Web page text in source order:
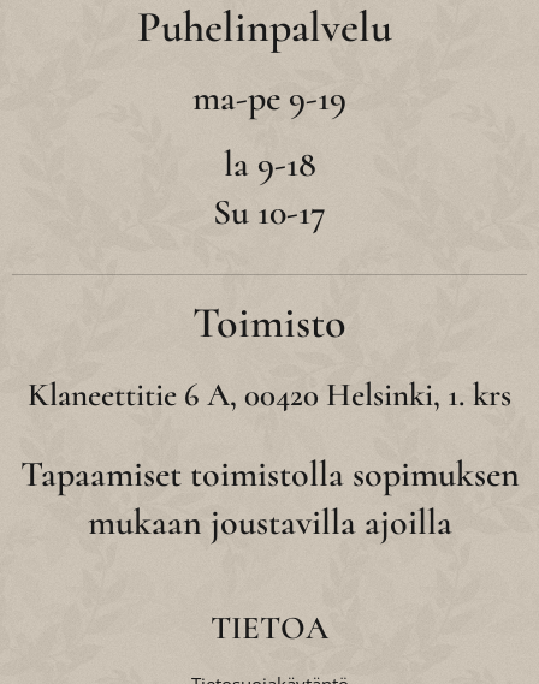
Puhelinpalvelu
ma-pe 9-19
la 9-18
Su 10-17
Toimisto
Klaneettitie 6 A, 00420 Helsinki, 1. krs
Tapaamiset toimistolla sopimuksen
mukaan joustavilla ajoilla
TIETOA